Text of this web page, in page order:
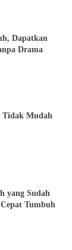
Dapatkan
Drama
Tidak Mudah
yang Sudah
Tumbuh